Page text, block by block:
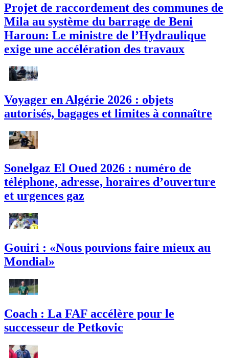
Projet de raccordement des communes de
Mila au système du barrage de Beni
Haroun: Le ministre de l’Hydraulique
exige une accélération des travaux
Voyager en Algérie 2026 : objets
autorisés, bagages et limites à connaître
Sonelgaz El Oued 2026 : numéro de
téléphone, adresse, horaires d’ouverture
et urgences gaz
Gouiri : «Nous pouvions faire mieux au
Mondial»
Coach : La FAF accélère pour le
successeur de Petkovic